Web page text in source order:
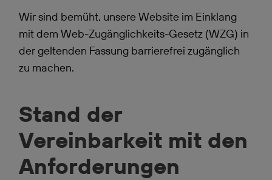
Wir sind bemüht, unsere Website im Einklang
mit dem Web-Zugänglichkeits-Gesetz (WZG) in
der geltenden Fassung barrierefrei zugänglich
zu machen.
Stand der
Vereinbarkeit mit den
Anforderungen